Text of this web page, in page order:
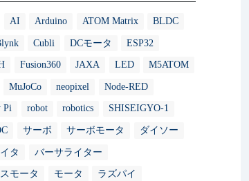
AI Arduino ATOM Matrix BLDC
Cubli DCモータ ESP32
Fusion360 JAXA LED M5ATOM
MuJoCo neopixel Node-RED
Pi robot robotics SHISEIGYO-1
サーボ サーボモータ ダイソー
タ バーサライター
モータ モータ ラズパイ